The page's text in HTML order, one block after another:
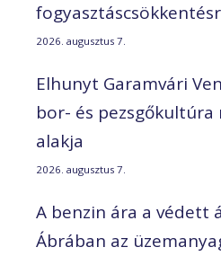
2026. augusztus 7.
Elhunyt Garamvári
bor- és
alakja
2026. augusztus 7.
A benzin ára a védett
Ábrában az